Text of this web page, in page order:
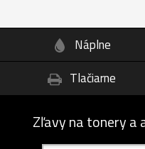
Náplne
Tlačiarne
Zľavy na tonery a